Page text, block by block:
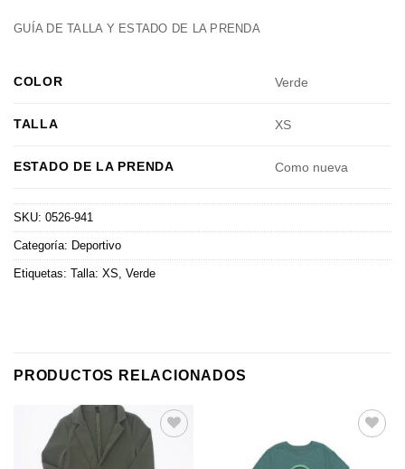
GUÍA DE TALLA Y ESTADO DE LA PRENDA
COLOR Verde
TALLA XS
ESTADO DE LA PRENDA Como nueva
SKU: 0526-941
Categoría: Deportivo
Etiquetas: Talla: XS Verde
PRODUCTOS RELACIONADOS
Añadir